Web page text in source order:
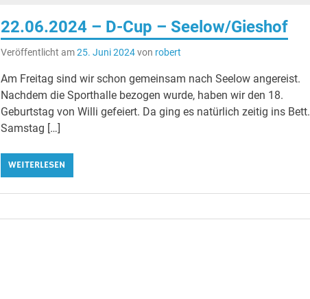
22.06.2024 – D-Cup – Seelow/Gieshof
Veröffentlicht am25. Juni 2024von robert
Am Freitag sind wir schon gemeinsam nach Seelow angereist.
Nachdem die Sporthalle bezogen wurde, haben wir den 18.
Geburtstag von Willi gefeiert. Da ging es natürlich zeitig ins Bett.
Samstag […]
WEITERLESEN